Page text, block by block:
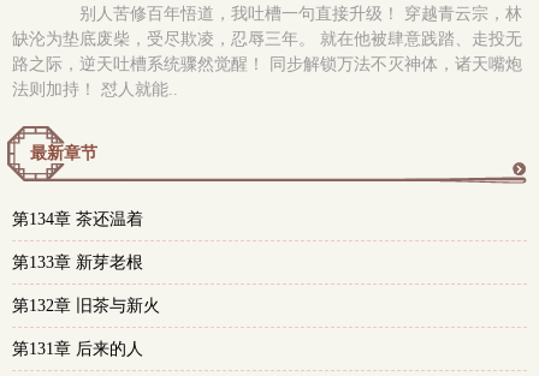
别人苦修百年悟道，我吐槽一句直接升级！ 穿越青云宗，林
缺沦为垫底废柴，受尽欺凌，忍辱三年。 就在他被肆意践踏、走投无
路之际，逆天吐槽系统骤然觉醒！ 同步解锁万法不灭神体，诸天嘴炮
法则加持！ 怼人就能..
最新章节
第134章 茶还温着
第133章 新芽老根
第132章 旧茶与新火
第131章 后来的人